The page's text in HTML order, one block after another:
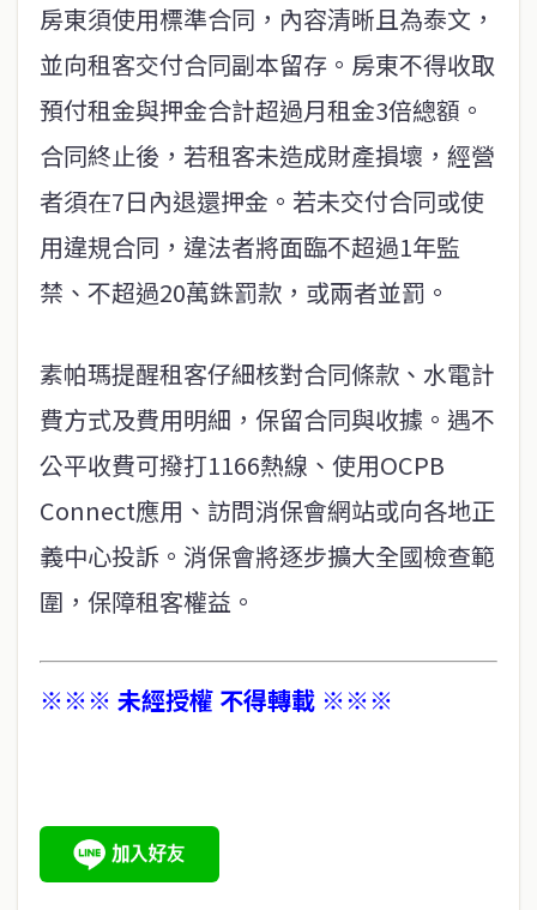
房東須使用標準合同，內容清晰且為泰文，
並向租客交付合同副本留存。房東不得收取
預付租金與押金合計超過月租金3倍總額。
合同終止後，若租客未造成財產損壞，經營
者須在7日內退還押金。若未交付合同或使
用違規合同，違法者將面臨不超過1年監
禁、不超過20萬銖罰款，或兩者並罰。
素帕瑪提醒租客仔細核對合同條款、水電計
費方式及費用明細，保留合同與收據。遇不
公平收費可撥打1166熱線、使用OCPB
Connect應用、訪問消保會網站或向各地正
義中心投訴。消保會將逐步擴大全國檢查範
圍，保障租客權益。
※※※ 未經授權 不得轉載 ※※※